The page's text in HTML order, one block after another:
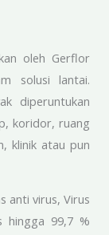
oleh Gerflor
solusi lantai.
diperuntukan
koridor, ruang
klinik atau pun
anti virus, Virus
hingga 99,7 %